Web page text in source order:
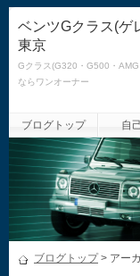
ベンツGクラス(ゲ
東京
Gクラス(G320・G500・
ならワンオーナー
ブログトップ 自
ブログトップ> アー